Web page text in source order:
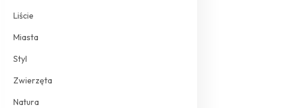
Liście
Miasta
Styl
Zwierzęta
Natura